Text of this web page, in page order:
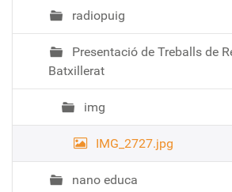
radiopuig
Presentació de Treballs de
Batxillerat
img
IMG_2727.jpg
nano educa